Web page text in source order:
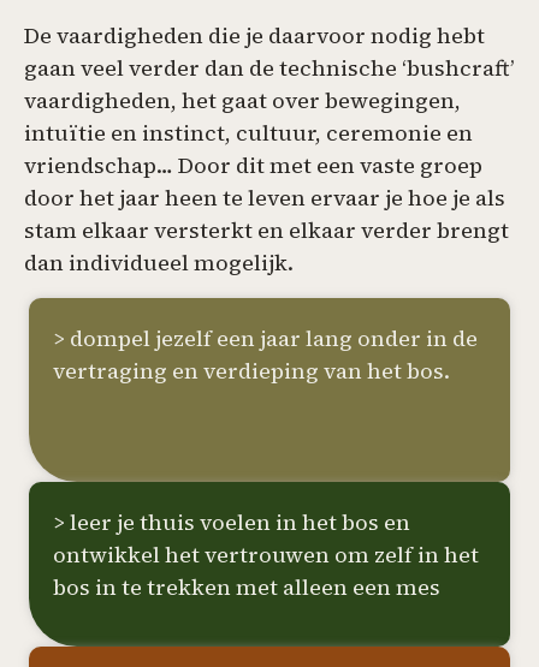
De vaardigheden die je daarvoor nodig hebt
gaan veel verder dan de technische ‘bushcraft’
vaardigheden, het gaat over bewegingen,
intuïtie en instinct, cultuur, ceremonie en
vriendschap… Door dit met een vaste groep
door het jaar heen te leven ervaar je hoe je als
stam elkaar versterkt en elkaar verder brengt
dan individueel mogelijk.
> dompel jezelf een jaar lang onder in de
vertraging en verdieping van het bos.
> leer je thuis voelen in het bos en
ontwikkel het vertrouwen om zelf in het
bos in te trekken met alleen een mes